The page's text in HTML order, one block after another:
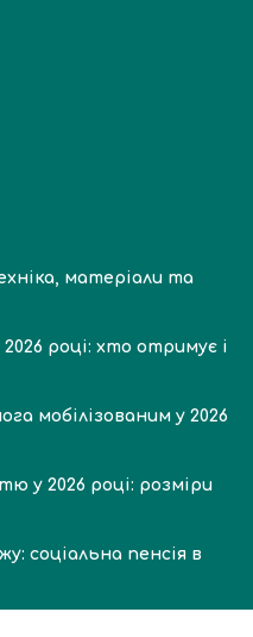
матеріали та
році: хто отримує і
мобілізованим у 2026
у 2026 році: розміри
соціальна пенсія в